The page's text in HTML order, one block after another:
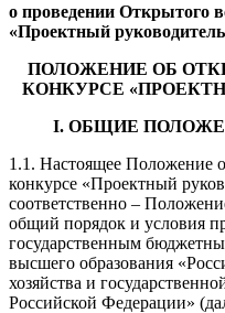
о проведении Открытого
«Проектный
ПОЛОЖЕНИЕ ОБ
КОНКУРСЕ
I. ОБЩИЕ
1.1. Настоящее Положение
конкурсе «Проектный
соответственно –
общий порядок и условия
государственным
высшего образования
хозяйства и
Российской Федерации»